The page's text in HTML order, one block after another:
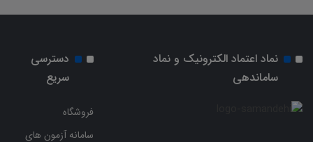
نماد اعتماد الکترونیک و نماد
ساماندهی
دسترسی
سریع
فروشگاه
سامانه آزمون های